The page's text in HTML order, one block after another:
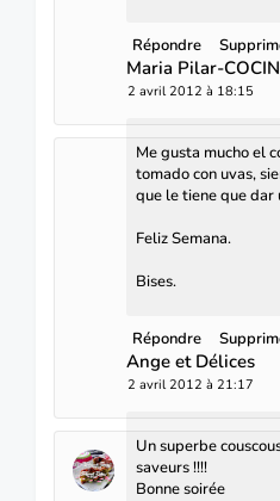
Répondre
Maria Pilar-
2 avril 2012 à 18:15
Me gusta mucho el
tomado con uvas,
que le tiene que
Feliz Semana.
Bises.
Répondre
Ange et Délices
2 avril 2012 à 21:17
Un superbe
saveurs !!!!
Bonne soirée